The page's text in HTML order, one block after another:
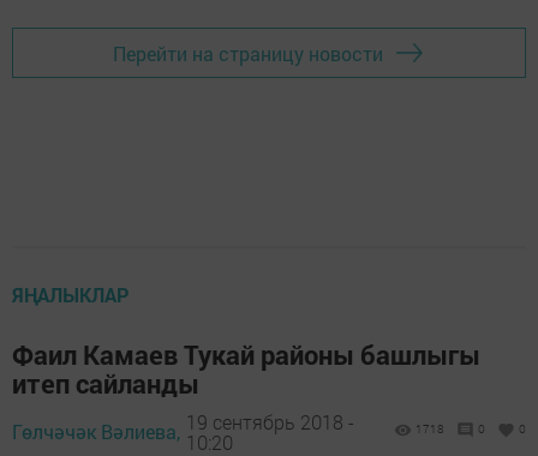
Перейти на страницу новости
ЯҢАЛЫКЛАР
Фаил Камаев Тукай районы башлыгы
итеп сайланды
Гөлчәчәк Вәлиева, 19 сентябрь 2018 -
10:20
1718 0 0